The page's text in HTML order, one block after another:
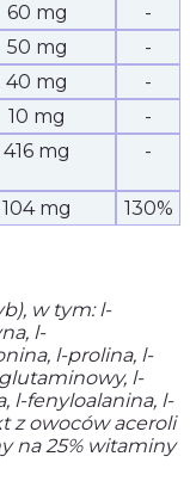
60 mg
-
50 mg
-
40 mg
-
10 mg
-
416 mg -
104 mg 130%
w tym: l-
l-
l-prolina, l-
l-
l-fenyloalanina, l-
z owoców aceroli
na 25% witaminy